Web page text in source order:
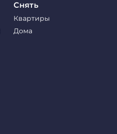
Снять
Квартиры
Дома